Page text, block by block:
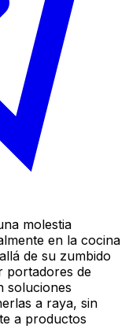
molestia
en la cocina
de su zumbido
portadores de
soluciones
a raya, sin
a productos